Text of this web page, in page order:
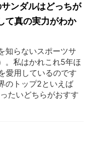
ンダルはどっちが
て真の実力がわか
知らないスポーツサ
。私はかれこれ5年ほ
愛用しているのです
のトップ2といえば
たいどちらがおすす